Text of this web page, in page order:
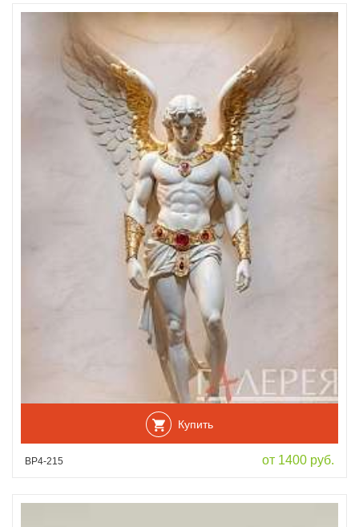
Купить
ВР4-215 от 1400 руб.